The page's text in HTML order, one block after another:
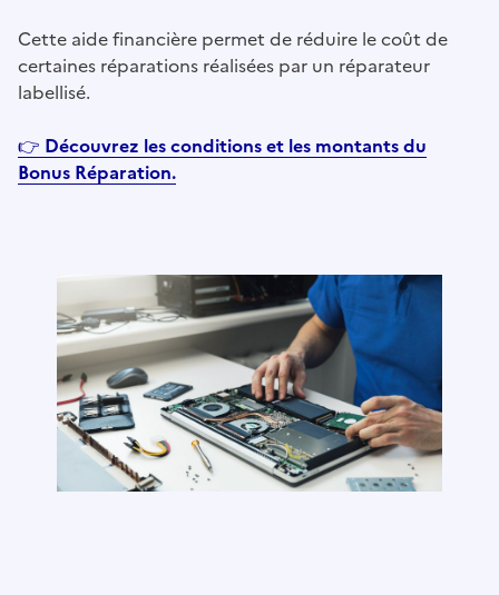
Cette aide financière permet de réduire le coût de
certaines réparations réalisées par un réparateur
labellisé.
👉 Découvrez les conditions et les montants du
Bonus Réparation.